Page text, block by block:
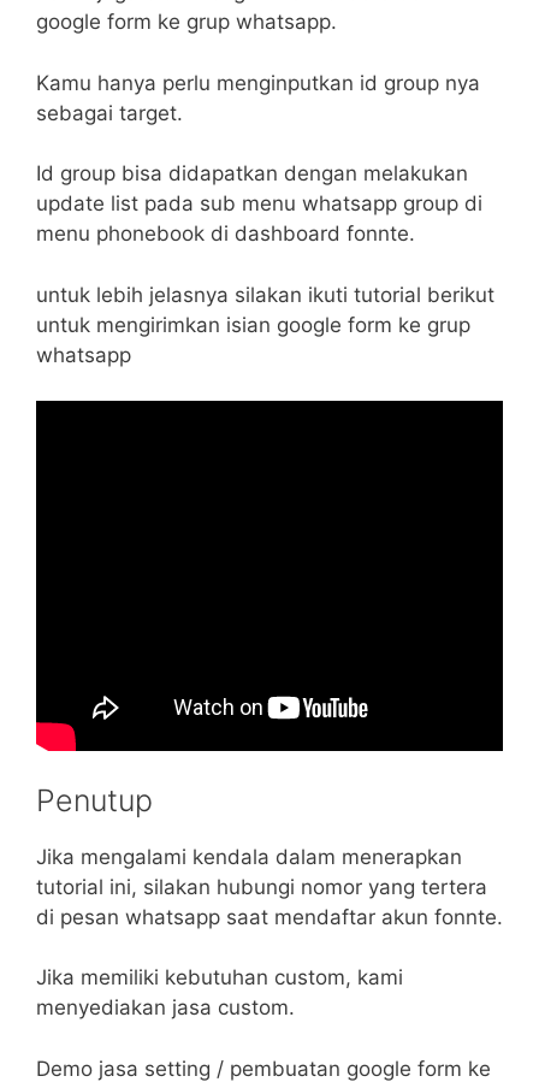
google form ke grup whatsapp.
Kamu hanya perlu menginputkan id group nya
sebagai target.
Id group bisa didapatkan dengan melakukan
update list pada sub menu whatsapp group di
menu phonebook di dashboard fonnte.
untuk lebih jelasnya silakan ikuti tutorial berikut
untuk mengirimkan isian google form ke grup
whatsapp
Penutup
Jika mengalami kendala dalam menerapkan
tutorial ini, silakan hubungi nomor yang tertera
di pesan whatsapp saat mendaftar akun fonnte.
Jika memiliki kebutuhan custom, kami
menyediakan jasa custom.
Demo jasa setting / pembuatan google form ke